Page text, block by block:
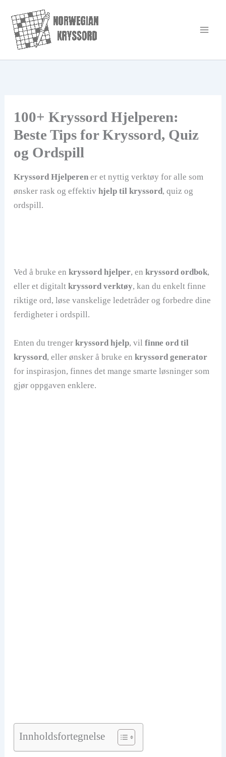
rett
innholdet
100+ Kryssord Hjelperen:
Beste Tips for Kryssord, Quiz
og Ordspill
Kryssord Hjelperener et nyttig verktøy for alle som
ønsker rask og effektiv hjelp til kryssord, quiz og
ordspill.
Ved å bruke en kryssord hjelper, en kryssord ordbok,
eller et digitalt kryssord verktøy, kan du enkelt finne
riktige ord, løse vanskelige ledetråder og forbedre dine
ferdigheter i ordspill.
Enten du trenger kryssord hjelp, vil finne ord til
kryssord, eller ønsker å bruke en kryssord generator
for inspirasjon, finnes det mange smarte løsninger som
gjør oppgaven enklere.
Innholdsfortegnelse